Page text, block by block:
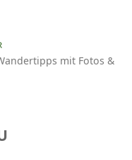
mit Fotos &